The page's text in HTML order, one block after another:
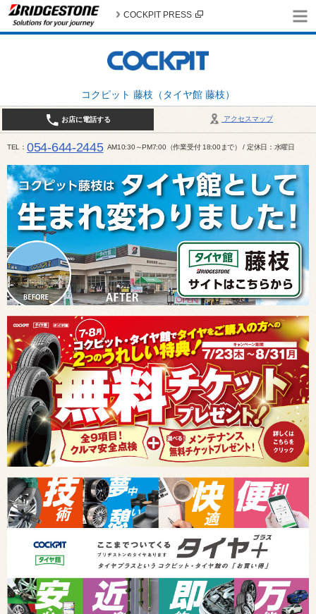
コクピット 藤枝（タイヤ館 藤枝）
COCKPIT PRESS
アクセスマップ
お店に電話する
TEL 054-644-2445 AM10:30～PM7:00（作業受付 18:00まで） / 定休日：水曜日